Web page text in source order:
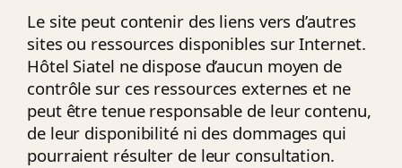
Le site peut contenir des liens vers d’autres
sites ou ressources disponibles sur Internet.
Hôtel Siatel ne dispose d’aucun moyen de
contrôle sur ces ressources externes et ne
peut être tenue responsable de leur contenu,
de leur disponibilité ni des dommages qui
pourraient résulter de leur consultation.